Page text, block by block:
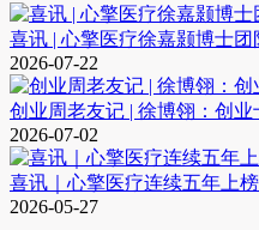
喜讯 | 心擎医疗徐嘉颢博士
2026-07-22
创业周老友记 | 徐博翎：创
2026-07-02
喜讯｜心擎医疗连续五年上
2026-05-27